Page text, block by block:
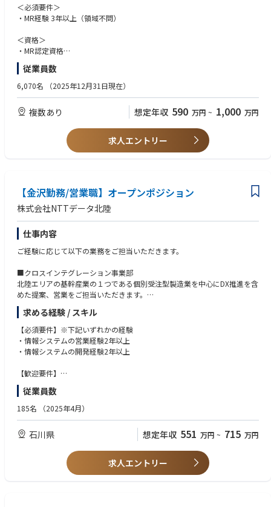
営業部 金沢推進課」※税理士代理店担当
富山市本町９－１０ ＹＳＧ富山センタービル５階「金沢支社北陸税理士
富山市本町９－１０ ＹＳＧ富山センタービル５階「北陸ＴＫＣ企業保険
支社 富山推進課」
【東海地区】
岡崎市明大寺町字菩提円１３－２ 大同生命岡崎ビル２階「東海税理士共
済支社 西三河推進課」
豊橋市白河町６１ タ－ミナル・プラザ４階「東海税理士共済支社 東三
静岡県浜松市中央区元城町２１６－１８ 浜松大同生命ビル８階「東海税
理士共済支社 浜松推進課」
静岡県静岡市葵区黒金町５９－６ 大同生命静岡ビル４階「静岡ＴＫＣ企
支社」
静岡市葵区黒金町５９－６ 大同生命静岡ビル４階「静岡ＴＫＣ企業保険
支社」
岐阜県岐阜市吉野町６－１６ 岐阜スカイウォールビルディング４階「中
部ＴＫＣ企業保険支社三岐ＴＫＣ営業部」
浜松市中央区元城町２１６－１８ 浜松大同生命ビル３階「浜松ＴＫＣ企
業保険支社」
【近畿地区】
兵庫県神戸市中央区栄町通１－２－７ 大同生命神戸ビル３階「兵庫税理
士推進支社」
和歌山県和歌山市西汀丁３８ Ｒｅｇｕｌｕｓビル２階「南近畿ＴＫＣ企
業保険支社 阪和ＴＫＣ営業部」
【中国地区】
広島市中区紙屋町１－２－２７ 大同生命広島ビル５階「中国税理士共済
岡山市北区蕃山町９－１９ 岡山大同生命ビル７階「広島支社 中国代理
店営業部（岡山駐在）」
鳥取県鳥取市富安２－１５９ 久本ビル４階「中国ＴＫＣ企業保険支社山
陰ＴＫＣ営業部」
福山市霞町１－２－１１ 太陽生命福山ビル７階「中国西ＴＫＣ企業保険
周南市本町１－３ 大同生命徳山ビル５階「中国西ＴＫＣ企業保険支社
徳島市八百屋町３－２６ ゲ－トウェイ徳島ビル４階「四国ＴＫＣ企業保
険支社 徳島推進課」
＜必須要件＞
・MR経験 3年以上（領域不問）
＜資格＞
・MR認定資格
・普通運転免許
＜歓迎要件＞
・社内外の関係部署と協調して連携、行動できるコミュニケーション能力
・周囲を巻き込みながら、業務を遂行できるリーダーシップ
＜マインド・人柄＞
・地域医療に貢献しようとする志のある方
従業員数
6,070名 （2025年12月31日現在）
複数あり 想定年収 590 万円 ~ 1,000 万円
求人エントリー
【金沢勤務/営業職】オープンポジション
株式会社NTTデータ北陸
仕事内容
ご経験に応じて以下の業務をご担当いただきます。
■クロスインテグレーション事業部
北陸エリアの基幹産業の１つである個別受注型製造業を中心にDX推進を含
めた提案、営業をご担当いただきます。
■社会基盤事業部
①自治体様を対象とした企画・営業業務を担当いただきます。
L防災系システム（河川情報システム/防災情報伝達システム等）
②自治体や法人（インフラ企業）向けのシステム開発案件における営業業
L防災/社会基盤/インフラ監視関連システム ・自治体の基幹系システム
求める経験 / スキル
【必須要件】※下記いずれかの経験
・情報システムの営業経験2年以上
・情報システムの開発経験2年以上
【歓迎要件】
・営業または開発として自治体や法人のお客様に対し、情報システムに関
する課題のヒアリングから実現方法の検討・立案・提案までの経験をお持
ちの方
・自治体や法人に対して、お客様の声を基に課題解決をした経験
従業員数
185名 （2025年4月）
石川県 想定年収 551 万円 ~ 715 万円
求人エントリー